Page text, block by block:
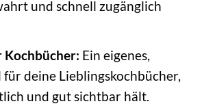
und schnell zugänglich
Kochbücher: Ein eigenes,
für deine Lieblingskochbücher,
und gut sichtbar hält.